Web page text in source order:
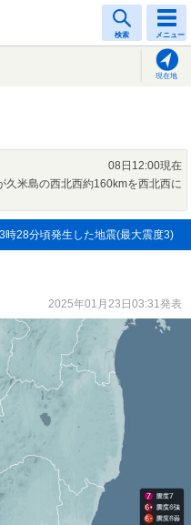
検索 メニュー
現在地
08日12:00現在
久米島の西北西約160kmを西北西に
時28分頃発生した地震(最大震度3)
2025年01月23日03:31発表